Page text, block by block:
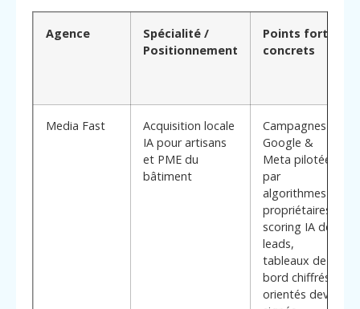
Agence
Spécialité /
Positionnement
Points forts
concrets
Media Fast
Acquisition locale
IA pour artisans
et PME du
bâtiment
Campagnes
Google &
Meta pilotées
par
algorithmes
propriétaires,
scoring IA des
leads,
tableaux de
bord chiffrés
orientés devis